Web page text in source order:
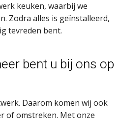
keuken, waarbij we
Zodra alles is geïnstalleerd,
tevreden bent.
bent u bij ons op
Daarom komen wij ook
of omstreken. Met onze